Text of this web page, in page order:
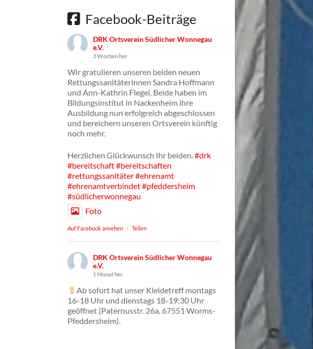
Facebook-Beiträge
DRK Ortsverein Südlicher Wonnegau
e.V.
3 Wochen her
Wir gratulieren unseren beiden neuen
Rettungssanitäterinnen Sandra Hoffmann
und Ann-Kathrin Flegel. Beide haben im
Bildungsinstitut in Nackenheim ihre
Ausbildung nun erfolgreich abgeschlossen
und bereichern unseren Ortsverein künftig
noch mehr.
Herzlichen Glückwunsch Ihr beiden.#drk
#bereitschaft#bereitschaften
#rettungssanitäter#ehrenamt
#ehrenamtverbindet#pfeddersheim
#südlicherwonnegau
Foto
Auf Facebook ansehen · Teilen
DRK Ortsverein Südlicher Wonnegau
e.V.
1 Monat her
Ab sofort hat unser Kleidetreff montags
16-18 Uhr und dienstags 18-19:30 Uhr
geöffnet (Paternusstr. 26a, 67551 Worms-
Pfeddersheim).